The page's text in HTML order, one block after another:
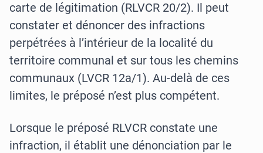
carte de légitimation (RLVCR 20/2). Il peut
constater et dénoncer des infractions
perpétrées à l’intérieur de la localité du
territoire communal et sur tous les chemins
communaux (LVCR 12a/1). Au-delà de ces
limites, le préposé n’est plus compétent.
Lorsque le préposé RLVCR constate une
infraction, il établit une dénonciation par le